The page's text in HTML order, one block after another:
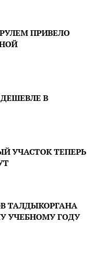
ПРИВЕЛО
В
УЧАСТОК ТЕПЕРЬ
ТАЛДЫКОРГАНА
УЧЕБНОМУ ГОДУ